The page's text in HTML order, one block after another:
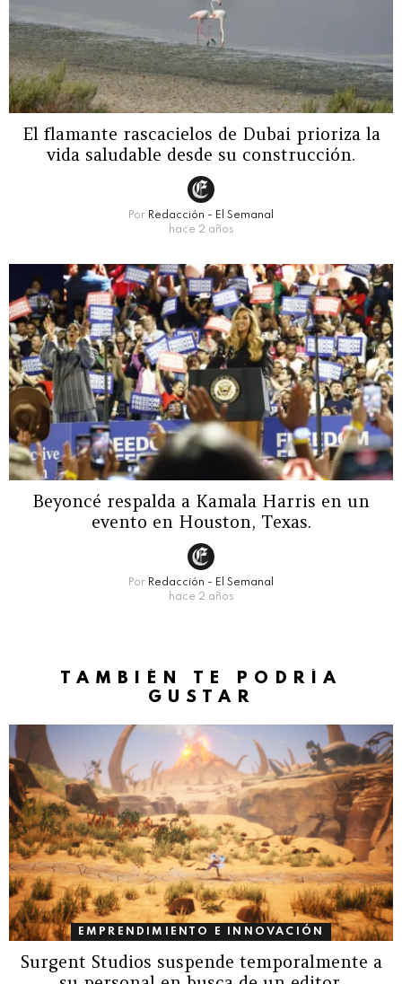
El flamante rascacielos de Dubai prioriza la
vida saludable desde su construcción.
Por Redacción - El Semanal
hace 2 años
Beyoncé respalda a Kamala Harris en un
evento en Houston, Texas.
Por Redacción - El Semanal
hace 2 años
TAMBIÉN TE PODRÍA
GUSTAR
EMPRENDIMIENTO E INNOVACIÓN
Surgent Studios suspende temporalmente a